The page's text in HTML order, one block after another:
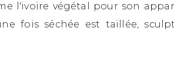
l'ivoire végétal pour son
fois séchée est taillée,